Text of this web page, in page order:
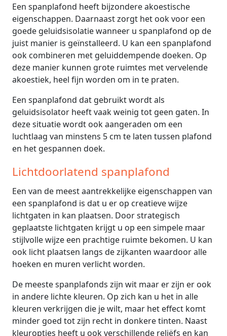
Een spanplafond heeft bijzondere akoestische
eigenschappen. Daarnaast zorgt het ook voor een
goede geluidsisolatie wanneer u spanplafond op de
juist manier is geïnstalleerd. U kan een spanplafond
ook combineren met geluiddempende doeken. Op
deze manier kunnen grote ruimtes met vervelende
akoestiek, heel fijn worden om in te praten.
Een spanplafond dat gebruikt wordt als
geluidsisolator heeft vaak weinig tot geen gaten. In
deze situatie wordt ook aangeraden om een
luchtlaag van minstens 5 cm te laten tussen plafond
en het gespannen doek.
Lichtdoorlatend spanplafond
Een van de meest aantrekkelijke eigenschappen van
een spanplafond is dat u er op creatieve wijze
lichtgaten in kan plaatsen. Door strategisch
geplaatste lichtgaten krijgt u op een simpele maar
stijlvolle wijze een prachtige ruimte bekomen. U kan
ook licht plaatsen langs de zijkanten waardoor alle
hoeken en muren verlicht worden.
De meeste spanplafonds zijn wit maar er zijn er ook
in andere lichte kleuren. Op zich kan u het in alle
kleuren verkrijgen die je wilt, maar het effect komt
minder goed tot zijn recht in donkere tinten. Naast
kleuropties heeft u ook verschillende reliëfs en kan